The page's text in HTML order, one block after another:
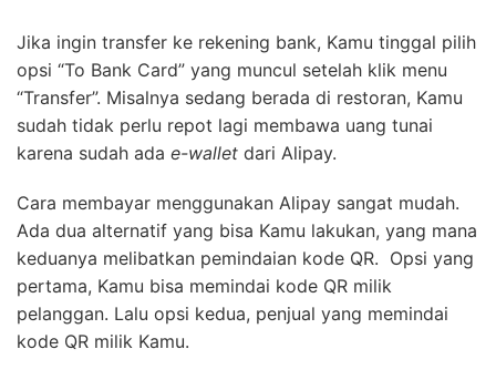
Jika ingin transfer ke rekening bank, Kamu tinggal pilih
opsi “To Bank Card” yang muncul setelah klik menu
“Transfer”. Misalnya sedang berada di restoran, Kamu
sudah tidak perlu repot lagi membawa uang tunai
karena sudah ada e-wallet dari Alipay.
Cara membayar menggunakan Alipay sangat mudah.
Ada dua alternatif yang bisa Kamu lakukan, yang mana
keduanya melibatkan pemindaian kode QR. Opsi yang
pertama, Kamu bisa memindai kode QR milik
pelanggan. Lalu opsi kedua, penjual yang memindai
kode QR milik Kamu.